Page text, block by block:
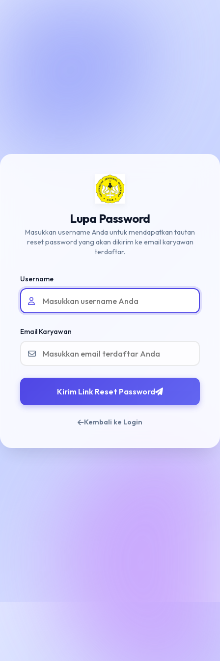
Lupa Password
Masukkan username Anda untuk mendapatkan tautan
reset password yang akan dikirim ke email karyawan
terdaftar.
Username
Email Karyawan
Kirim Link Reset Password
Kembali ke Login